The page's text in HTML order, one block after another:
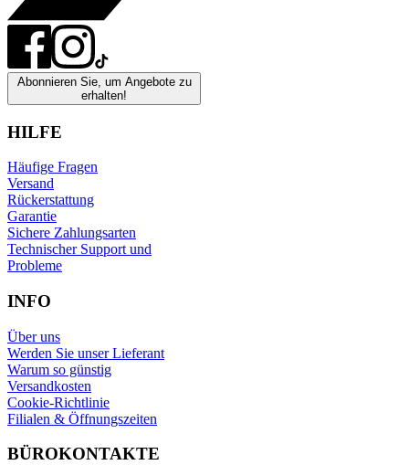
Abonnieren Sie, um Angebote zu
erhalten!
HILFE
Häufige Fragen
Versand
Rückerstattung
Garantie
Sichere Zahlungsarten
Technischer Support und
Probleme
INFO
Über uns
Werden Sie unser Lieferant
Warum so günstig
Versandkosten
Cookie-Richtlinie
Filialen & Öffnungszeiten
BÜROKONTAKTE